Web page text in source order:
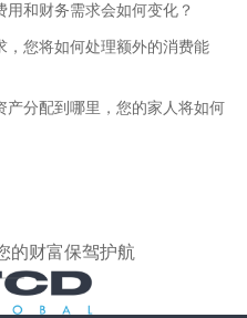
用和财务需求会如何变化？
，您将如何处理额外的消费能
产分配到哪里，您的家人将如何
的财富保驾护航